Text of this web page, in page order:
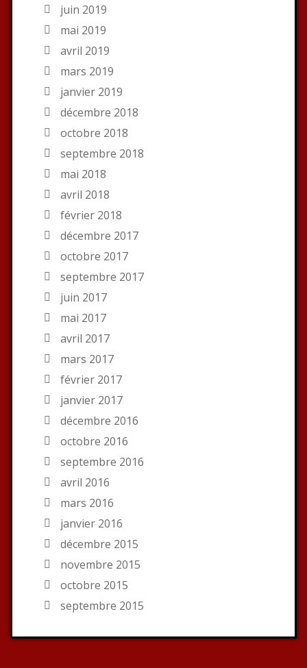
juin 2019
mai 2019
avril 2019
mars 2019
janvier 2019
décembre 2018
octobre 2018
septembre 2018
mai 2018
avril 2018
février 2018
décembre 2017
octobre 2017
septembre 2017
juin 2017
mai 2017
avril 2017
mars 2017
février 2017
janvier 2017
décembre 2016
octobre 2016
septembre 2016
avril 2016
mars 2016
janvier 2016
décembre 2015
novembre 2015
octobre 2015
septembre 2015